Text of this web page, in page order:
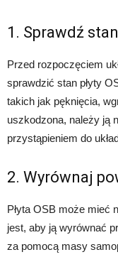
1. Sprawdź stan
Przed rozpoczęciem
sprawdzić stan płyty
takich jak pęknięcia,
uszkodzona, należy ją
przystąpieniem do
2. Wyrównaj
Płyta OSB może mieć
jest, aby ją wyrównać
za pomocą masy